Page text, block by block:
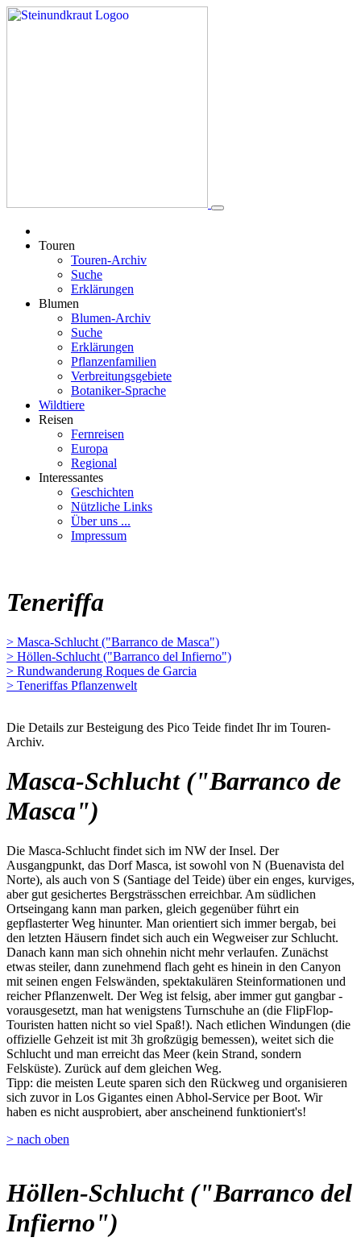
Touren
Touren-Archiv
Suche
Erklärungen
Blumen
Blumen-Archiv
Suche
Erklärungen
Pflanzenfamilien
Verbreitungsgebiete
Botaniker-Sprache
Wildtiere
Reisen
Fernreisen
Europa
Regional
Interessantes
Geschichten
Nützliche Links
Über uns ...
Impressum
Teneriffa
> Masca-Schlucht ("Barranco de Masca")
> Höllen-Schlucht ("Barranco del Infierno")
> Rundwanderung Roques de Garcia
> Teneriffas Pflanzenwelt
Die Details zur Besteigung des Pico Teide findet Ihr im Touren-
Archiv.
Masca-Schlucht ("Barranco de
Masca")
Die Masca-Schlucht findet sich im NW der Insel. Der
Ausgangpunkt, das Dorf Masca, ist sowohl von N (Buenavista del
Norte), als auch von S (Santiage del Teide) über ein enges, kurviges,
aber gut gesichertes Bergsträsschen erreichbar. Am südlichen
Ortseingang kann man parken, gleich gegenüber führt ein
gepflasterter Weg hinunter. Man orientiert sich immer bergab, bei
den letzten Häusern findet sich auch ein Wegweiser zur Schlucht.
Danach kann man sich ohnehin nicht mehr verlaufen. Zunächst
etwas steiler, dann zunehmend flach geht es hinein in den Canyon
mit seinen engen Felswänden, spektakulären Steinformationen und
reicher Pflanzenwelt. Der Weg ist felsig, aber immer gut gangbar -
vorausgesetzt, man hat wenigstens Turnschuhe an (die FlipFlop-
Touristen hatten nicht so viel Spaß!). Nach etlichen Windungen (die
offizielle Gehzeit ist mit 3h großzügig bemessen), weitet sich die
Schlucht und man erreicht das Meer (kein Strand, sondern
Felsküste). Zurück auf dem gleichen Weg.
Tipp: die meisten Leute sparen sich den Rückweg und organisieren
sich zuvor in Los Gigantes einen Abhol-Service per Boot. Wir
haben es nicht ausprobiert, aber anscheinend funktioniert's!
> nach oben
Höllen-Schlucht ("Barranco del
Infierno")